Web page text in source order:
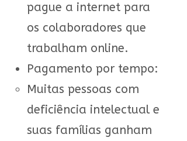
pague a internet para
os colaboradores que
trabalham online.
Pagamento por tempo:
Muitas pessoas com
deficiência intelectual e
suas famílias ganham